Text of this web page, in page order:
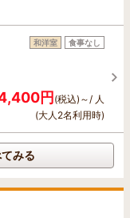
和洋室 食事なし
円(税込)～/ 人
(大人2名利用時)
みる